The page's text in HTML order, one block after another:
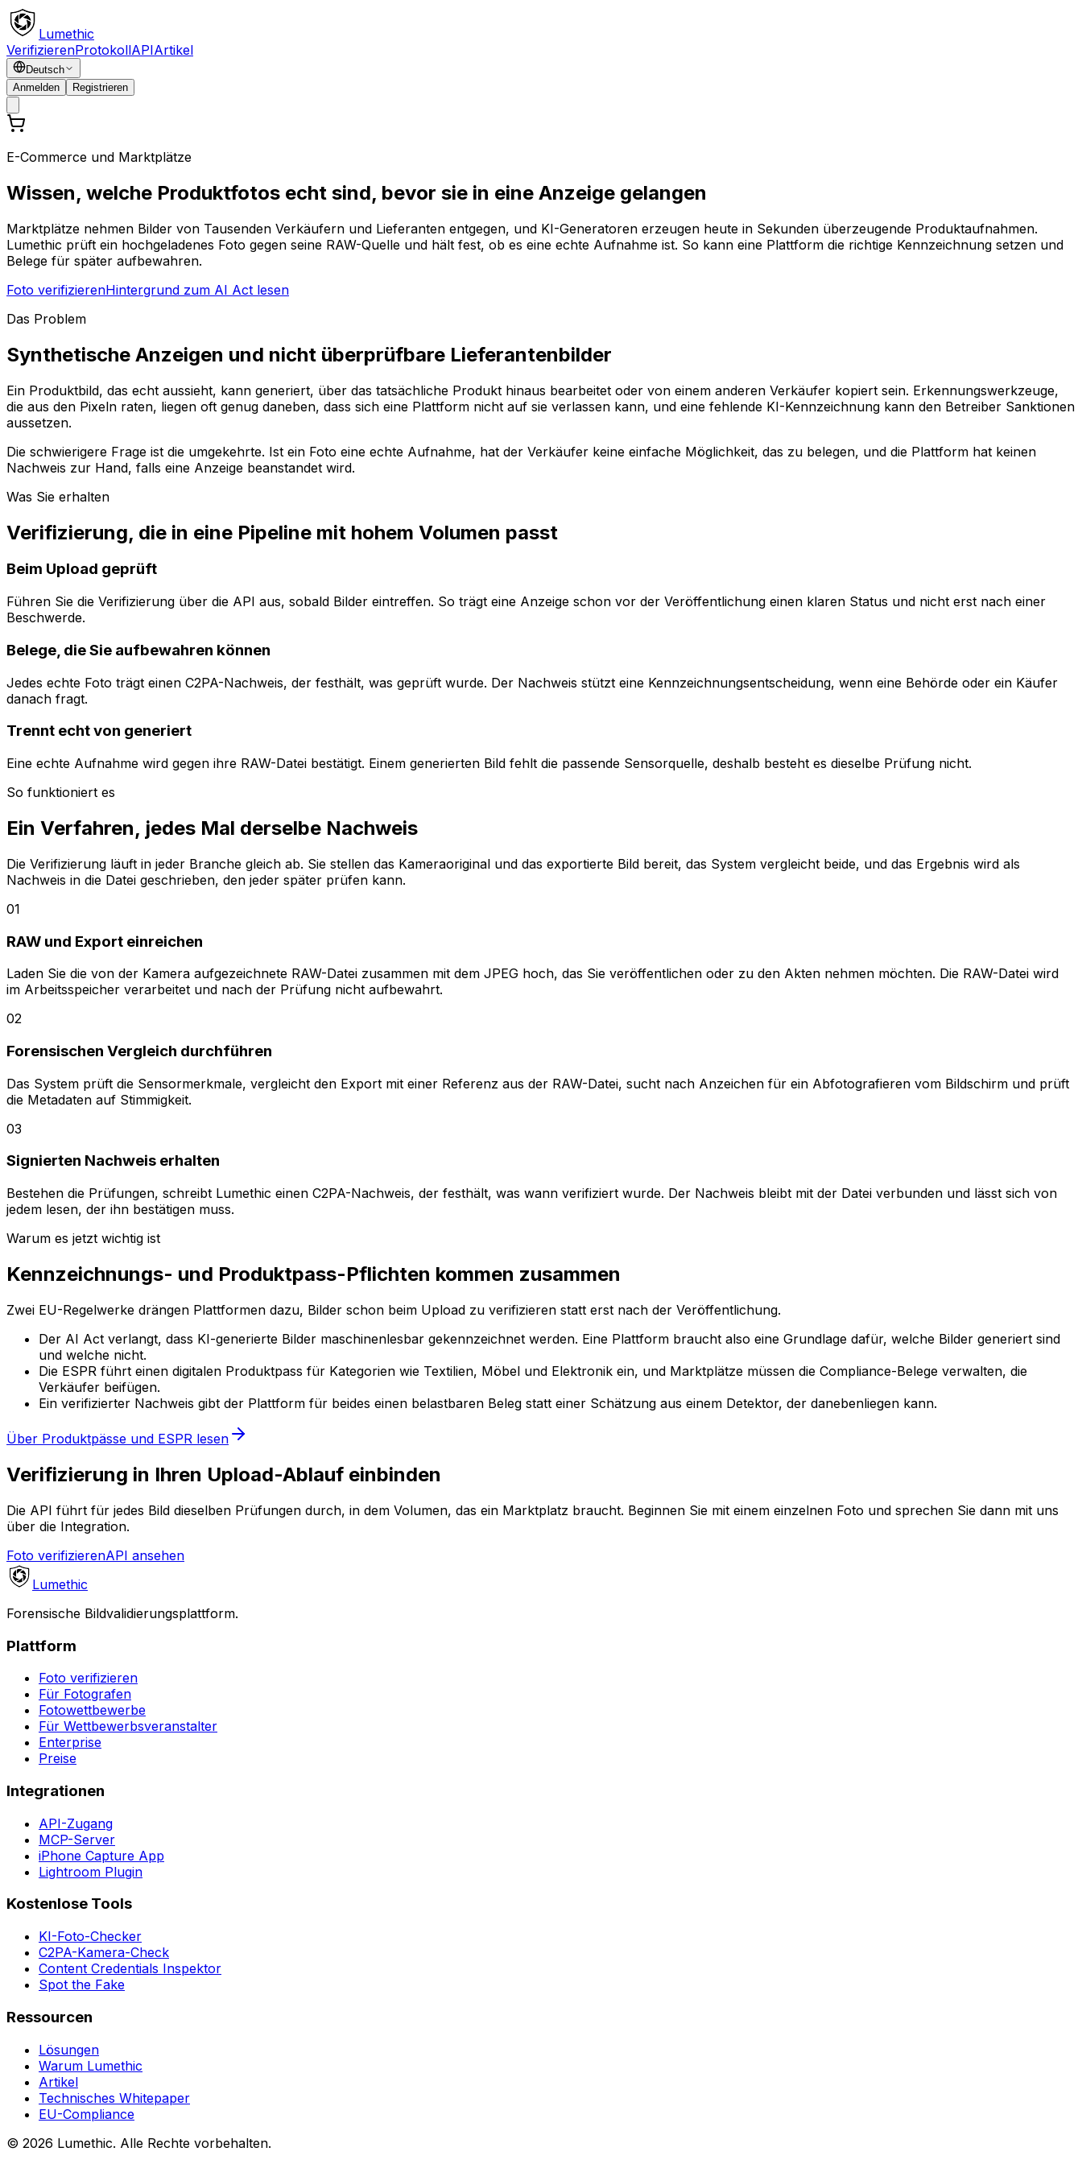
Lumethic
VerifizierenProtokollAPIArtikel
Deutsch
Anmelden
Registrieren
E-Commerce und Marktplätze
Wissen, welche Produktfotos echt sind, bevor sie in eine Anzeige gelangen
Marktplätze nehmen Bilder von Tausenden Verkäufern und Lieferanten entgegen, und KI-Generatoren erzeugen heute in Sekunden überzeugende Produktaufnahmen.
Lumethic prüft ein hochgeladenes Foto gegen seine RAW-Quelle und hält fest, ob es eine echte Aufnahme ist. So kann eine Plattform die richtige Kennzeichnung setzen und
Belege für später aufbewahren.
Foto verifizierenHintergrund zum AI Act lesen
Das Problem
Synthetische Anzeigen und nicht überprüfbare Lieferantenbilder
Ein Produktbild, das echt aussieht, kann generiert, über das tatsächliche Produkt hinaus bearbeitet oder von einem anderen Verkäufer kopiert sein. Erkennungswerkzeuge,
die aus den Pixeln raten, liegen oft genug daneben, dass sich eine Plattform nicht auf sie verlassen kann, und eine fehlende KI-Kennzeichnung kann den Betreiber Sanktionen
aussetzen.
Die schwierigere Frage ist die umgekehrte. Ist ein Foto eine echte Aufnahme, hat der Verkäufer keine einfache Möglichkeit, das zu belegen, und die Plattform hat keinen
Nachweis zur Hand, falls eine Anzeige beanstandet wird.
Was Sie erhalten
Verifizierung, die in eine Pipeline mit hohem Volumen passt
Beim Upload geprüft
Führen Sie die Verifizierung über die API aus, sobald Bilder eintreffen. So trägt eine Anzeige schon vor der Veröffentlichung einen klaren Status und nicht erst nach einer
Beschwerde.
Belege, die Sie aufbewahren können
Jedes echte Foto trägt einen C2PA-Nachweis, der festhält, was geprüft wurde. Der Nachweis stützt eine Kennzeichnungsentscheidung, wenn eine Behörde oder ein Käufer
danach fragt.
Trennt echt von generiert
Eine echte Aufnahme wird gegen ihre RAW-Datei bestätigt. Einem generierten Bild fehlt die passende Sensorquelle, deshalb besteht es dieselbe Prüfung nicht.
So funktioniert es
Ein Verfahren, jedes Mal derselbe Nachweis
Die Verifizierung läuft in jeder Branche gleich ab. Sie stellen das Kameraoriginal und das exportierte Bild bereit, das System vergleicht beide, und das Ergebnis wird als
Nachweis in die Datei geschrieben, den jeder später prüfen kann.
01
RAW und Export einreichen
Laden Sie die von der Kamera aufgezeichnete RAW-Datei zusammen mit dem JPEG hoch, das Sie veröffentlichen oder zu den Akten nehmen möchten. Die RAW-Datei wird
im Arbeitsspeicher verarbeitet und nach der Prüfung nicht aufbewahrt.
02
Forensischen Vergleich durchführen
Das System prüft die Sensormerkmale, vergleicht den Export mit einer Referenz aus der RAW-Datei, sucht nach Anzeichen für ein Abfotografieren vom Bildschirm und prüft
die Metadaten auf Stimmigkeit.
03
Signierten Nachweis erhalten
Bestehen die Prüfungen, schreibt Lumethic einen C2PA-Nachweis, der festhält, was wann verifiziert wurde. Der Nachweis bleibt mit der Datei verbunden und lässt sich von
jedem lesen, der ihn bestätigen muss.
Warum es jetzt wichtig ist
Kennzeichnungs- und Produktpass-Pflichten kommen zusammen
Zwei EU-Regelwerke drängen Plattformen dazu, Bilder schon beim Upload zu verifizieren statt erst nach der Veröffentlichung.
Der AI Act verlangt, dass KI-generierte Bilder maschinenlesbar gekennzeichnet werden. Eine Plattform braucht also eine Grundlage dafür, welche Bilder generiert sind
und welche nicht.
Die ESPR führt einen digitalen Produktpass für Kategorien wie Textilien, Möbel und Elektronik ein, und Marktplätze müssen die Compliance-Belege verwalten, die
Verkäufer beifügen.
Ein verifizierter Nachweis gibt der Plattform für beides einen belastbaren Beleg statt einer Schätzung aus einem Detektor, der danebenliegen kann.
Über Produktpässe und ESPR lesen
Verifizierung in Ihren Upload-Ablauf einbinden
Die API führt für jedes Bild dieselben Prüfungen durch, in dem Volumen, das ein Marktplatz braucht. Beginnen Sie mit einem einzelnen Foto und sprechen Sie dann mit uns
über die Integration.
Foto verifizierenAPI ansehen
Lumethic
Forensische Bildvalidierungsplattform.
Plattform
Foto verifizieren
Für Fotografen
Fotowettbewerbe
Für Wettbewerbsveranstalter
Enterprise
Preise
Integrationen
API-Zugang
MCP-Server
iPhone Capture App
Lightroom Plugin
Kostenlose Tools
KI-Foto-Checker
C2PA-Kamera-Check
Content Credentials Inspektor
Spot the Fake
Ressourcen
Lösungen
Warum Lumethic
Artikel
Technisches Whitepaper
EU-Compliance
© 2026 Lumethic. Alle Rechte vorbehalten.